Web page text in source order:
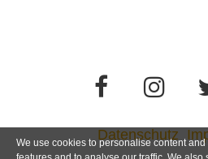
Datenschutz
We use cookies to personalise content